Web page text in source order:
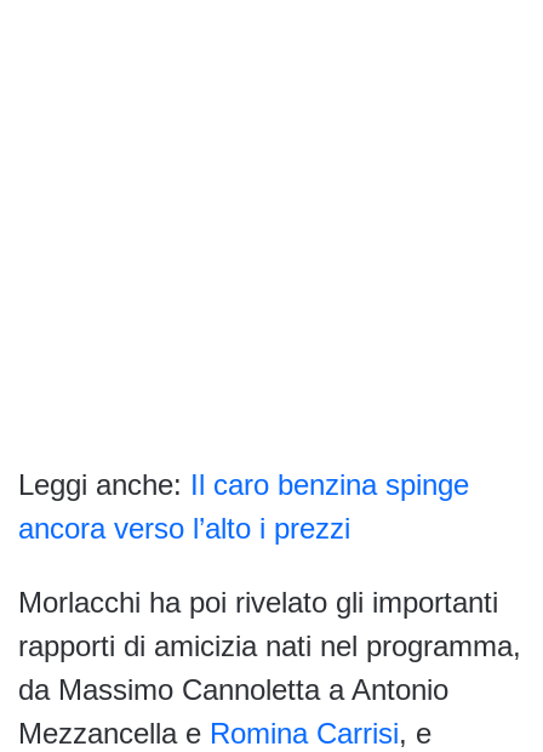
Leggi anche: Il caro benzina spinge
ancora verso l’alto i prezzi
Morlacchi ha poi rivelato gli importanti
rapporti di amicizia nati nel programma,
da Massimo Cannoletta a Antonio
Mezzancella e Romina Carrisi, e